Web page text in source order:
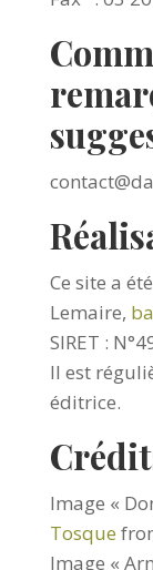
Ce site a
Lemaire,
SIRET :
Il est
éditrice.
Image «
Tosque
Image «